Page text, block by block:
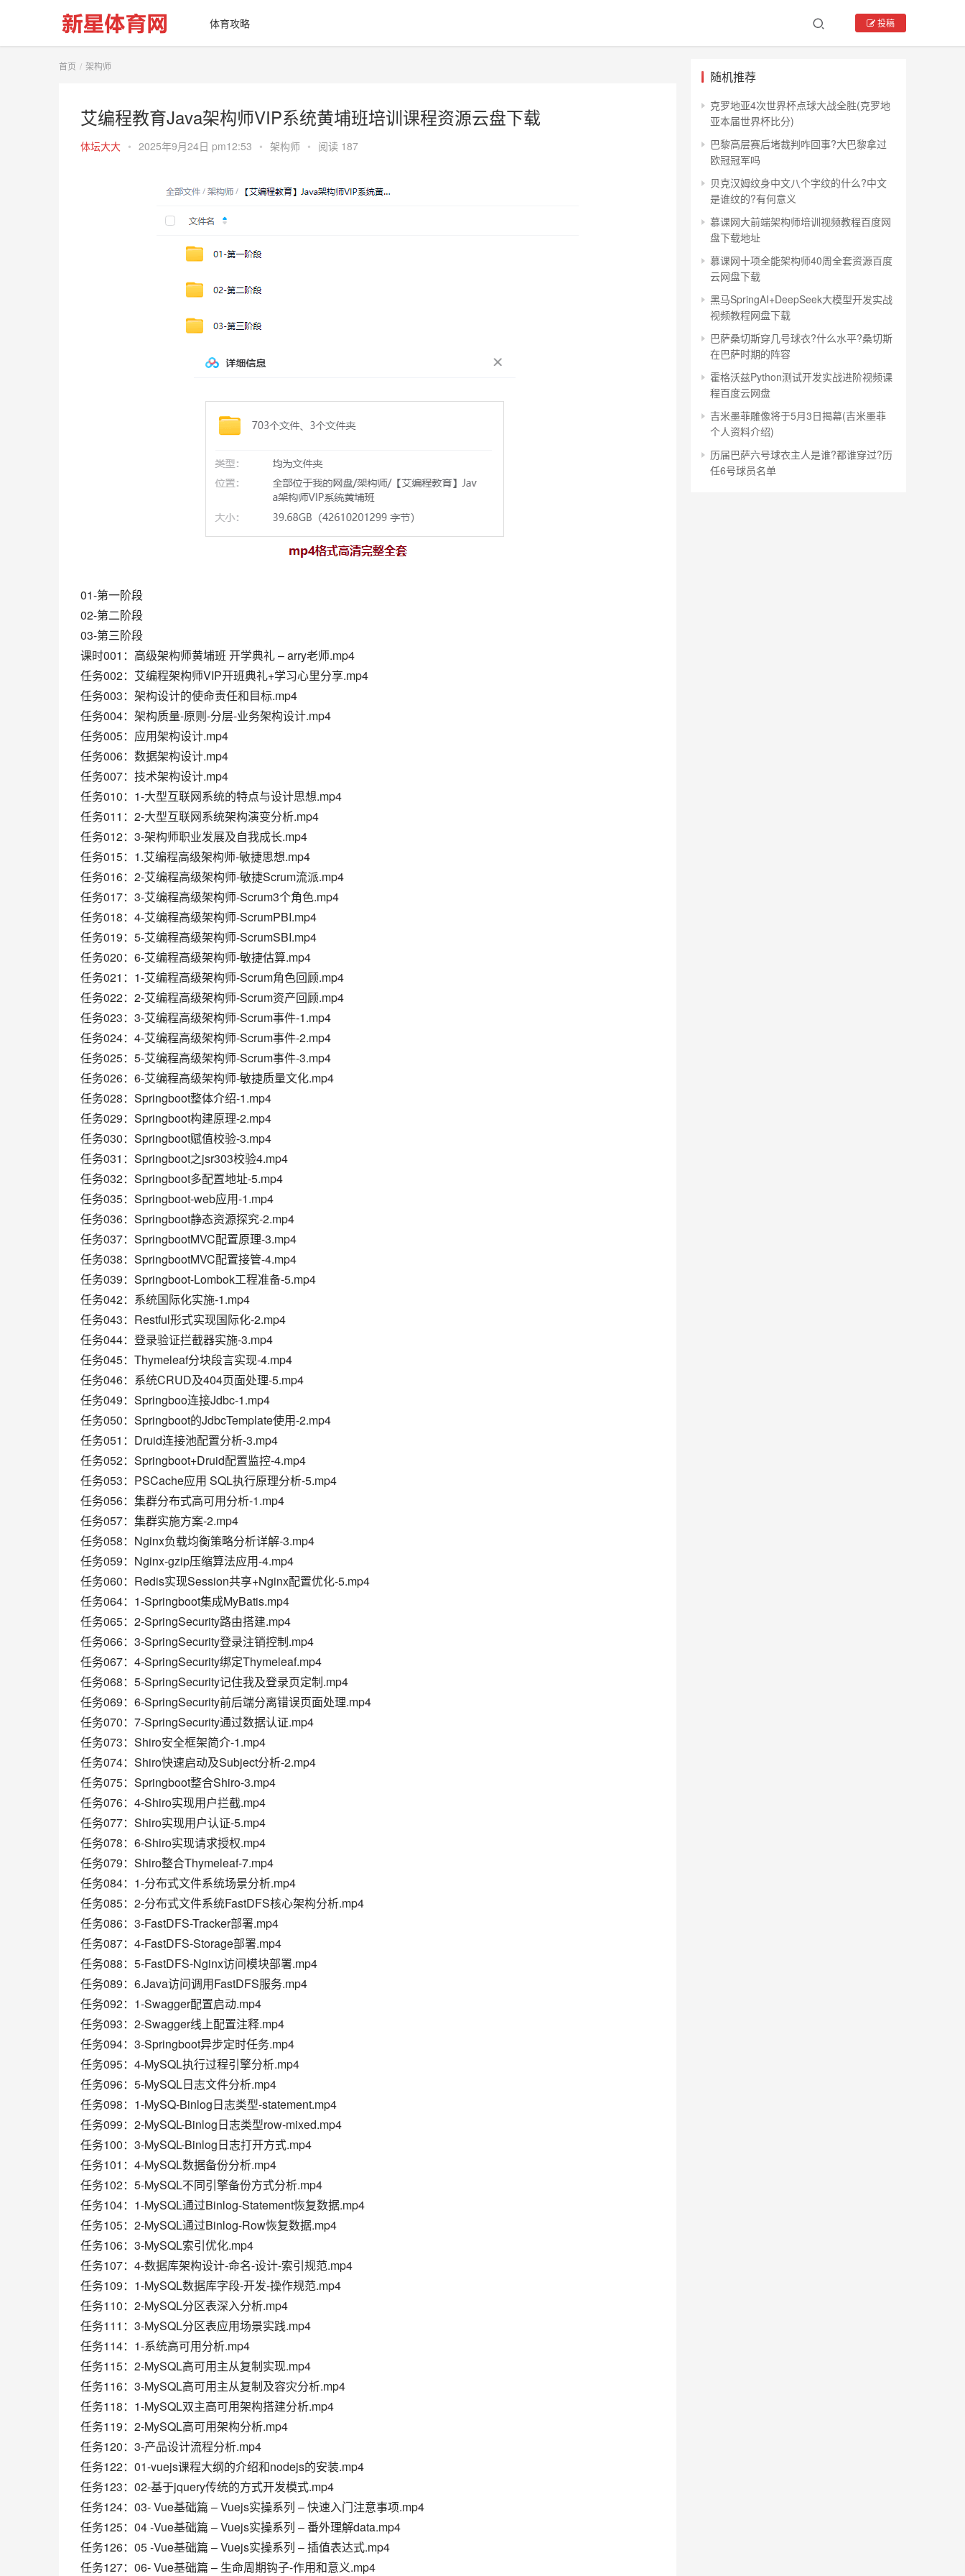
体育攻略 投稿
首页 架构师
艾编程教育Java架构师VIP系统黄埔班培训课程资源云盘下载
体坛大大 • 2025年9月24日 pm12:53 • 架构师 • 阅读 187
01-第一阶段
02-第二阶段
03-第三阶段
课时001：高级架构师黄埔班 开学典礼 – arry老师.mp4
任务002：艾编程架构师VIP开班典礼+学习心里分享.mp4
任务003：架构设计的使命责任和目标.mp4
任务004：架构质量-原则-分层-业务架构设计.mp4
任务005：应用架构设计.mp4
任务006：数据架构设计.mp4
任务007：技术架构设计.mp4
任务010：1-大型互联网系统的特点与设计思想.mp4
任务011：2-大型互联网系统架构演变分析.mp4
任务012：3-架构师职业发展及自我成长.mp4
任务015：1.艾编程高级架构师-敏捷思想.mp4
任务016：2-艾编程高级架构师-敏捷Scrum流派.mp4
任务017：3-艾编程高级架构师-Scrum3个角色.mp4
任务018：4-艾编程高级架构师-ScrumPBI.mp4
任务019：5-艾编程高级架构师-ScrumSBI.mp4
任务020：6-艾编程高级架构师-敏捷估算.mp4
任务021：1-艾编程高级架构师-Scrum角色回顾.mp4
任务022：2-艾编程高级架构师-Scrum资产回顾.mp4
任务023：3-艾编程高级架构师-Scrum事件-1.mp4
任务024：4-艾编程高级架构师-Scrum事件-2.mp4
任务025：5-艾编程高级架构师-Scrum事件-3.mp4
任务026：6-艾编程高级架构师-敏捷质量文化.mp4
任务028：Springboot整体介绍-1.mp4
任务029：Springboot构建原理-2.mp4
任务030：Springboot赋值校验-3.mp4
任务031：Springboot之jsr303校验4.mp4
任务032：Springboot多配置地址-5.mp4
任务035：Springboot-web应用-1.mp4
任务036：Springboot静态资源探究-2.mp4
任务037：SpringbootMVC配置原理-3.mp4
任务038：SpringbootMVC配置接管-4.mp4
任务039：Springboot-Lombok工程准备-5.mp4
任务042：系统国际化实施-1.mp4
任务043：Restful形式实现国际化-2.mp4
任务044：登录验证拦截器实施-3.mp4
任务045：Thymeleaf分块段言实现-4.mp4
任务046：系统CRUD及404页面处理-5.mp4
任务049：Springboo连接Jdbc-1.mp4
任务050：Springboot的JdbcTemplate使用-2.mp4
任务051：Druid连接池配置分析-3.mp4
任务052：Springboot+Druid配置监控-4.mp4
任务053：PSCache应用 SQL执行原理分析-5.mp4
任务056：集群分布式高可用分析-1.mp4
任务057：集群实施方案-2.mp4
任务058：Nginx负载均衡策略分析详解-3.mp4
任务059：Nginx-gzip压缩算法应用-4.mp4
任务060：Redis实现Session共享+Nginx配置优化-5.mp4
任务064：1-Springboot集成MyBatis.mp4
任务065：2-SpringSecurity路由搭建.mp4
任务066：3-SpringSecurity登录注销控制.mp4
任务067：4-SpringSecurity绑定Thymeleaf.mp4
任务068：5-SpringSecurity记住我及登录页定制.mp4
任务069：6-SpringSecurity前后端分离错误页面处理.mp4
任务070：7-SpringSecurity通过数据认证.mp4
任务073：Shiro安全框架简介-1.mp4
任务074：Shiro快速启动及Subject分析-2.mp4
任务075：Springboot整合Shiro-3.mp4
任务076：4-Shiro实现用户拦截.mp4
任务077：Shiro实现用户认证-5.mp4
任务078：6-Shiro实现请求授权.mp4
任务079：Shiro整合Thymeleaf-7.mp4
任务084：1-分布式文件系统场景分析.mp4
任务085：2-分布式文件系统FastDFS核心架构分析.mp4
任务086：3-FastDFS-Tracker部署.mp4
任务087：4-FastDFS-Storage部署.mp4
任务088：5-FastDFS-Nginx访问模块部署.mp4
任务089：6.Java访问调用FastDFS服务.mp4
任务092：1-Swagger配置启动.mp4
任务093：2-Swagger线上配置注释.mp4
任务094：3-Springboot异步定时任务.mp4
任务095：4-MySQL执行过程引擎分析.mp4
任务096：5-MySQL日志文件分析.mp4
任务098：1-MySQ-Binlog日志类型-statement.mp4
任务099：2-MySQL-Binlog日志类型row-mixed.mp4
任务100：3-MySQL-Binlog日志打开方式.mp4
任务101：4-MySQL数据备份分析.mp4
任务102：5-MySQL不同引擎备份方式分析.mp4
任务104：1-MySQL通过Binlog-Statement恢复数据.mp4
任务105：2-MySQL通过Binlog-Row恢复数据.mp4
任务106：3-MySQL索引优化.mp4
任务107：4-数据库架构设计-命名-设计-索引规范.mp4
任务109：1-MySQL数据库字段-开发-操作规范.mp4
任务110：2-MySQL分区表深入分析.mp4
任务111：3-MySQL分区表应用场景实践.mp4
任务114：1-系统高可用分析.mp4
任务115：2-MySQL高可用主从复制实现.mp4
任务116：3-MySQL高可用主从复制及容灾分析.mp4
任务118：1-MySQL双主高可用架构搭建分析.mp4
任务119：2-MySQL高可用架构分析.mp4
任务120：3-产品设计流程分析.mp4
任务122：01-vuejs课程大纲的介绍和nodejs的安装.mp4
任务123：02-基于jquery传统的方式开发模式.mp4
任务124：03- Vue基础篇 – Vuejs实操系列 – 快速入门注意事项.mp4
任务125：04 -Vue基础篇 – Vuejs实操系列 – 番外理解data.mp4
任务126：05 -Vue基础篇 – Vuejs实操系列 – 插值表达式.mp4
任务127：06- Vue基础篇 – 生命周期钩子-作用和意义.mp4
随机推荐
克罗地亚4次世界杯点球大战全胜(克罗地
亚本届世界杯比分)
巴黎高层赛后堵裁判咋回事?大巴黎拿过
欧冠冠军吗
贝克汉姆纹身中文八个字纹的什么?中文
是谁纹的?有何意义
慕课网大前端架构师培训视频教程百度网
盘下载地址
慕课网十项全能架构师40周全套资源百度
云网盘下载
黑马SpringAI+DeepSeek大模型开发实战
视频教程网盘下载
巴萨桑切斯穿几号球衣?什么水平?桑切斯
在巴萨时期的阵容
霍格沃兹Python测试开发实战进阶视频课
程百度云网盘
吉米墨菲雕像将于5月3日揭幕(吉米墨菲
个人资料介绍)
历届巴萨六号球衣主人是谁?都谁穿过?历
任6号球员名单